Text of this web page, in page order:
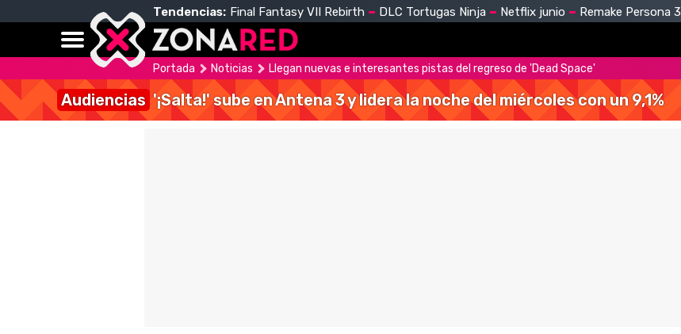
Tendencias: Final Fantasy VII Rebirth DLC Tortugas Ninja Netflix junio Remake Persona 3
Portada Noticias Llegan nuevas e interesantes pistas del regreso de 'Dead Space'
Audiencias '¡Salta!' sube en Antena 3 y lidera la noche del miércoles con un 9,1%